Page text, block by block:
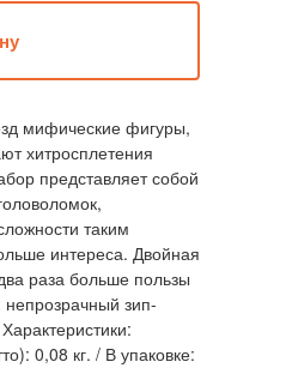
мифические фигуры,
хитросплетения
представляет собой
таким
интереса. Двойная
раза больше пользы
зип-
0,08 кг. / В упаковке: